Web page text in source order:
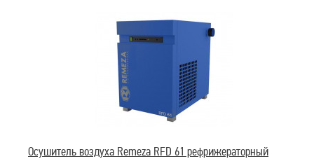
Осушитель воздуха Remeza RFD 61 рефрижераторный